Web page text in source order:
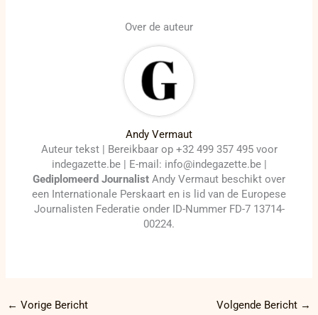
Over de auteur
Andy Vermaut
Auteur tekst | Bereikbaar op +32 499 357 495 voor
indegazette.be | E-mail: info@indegazette.be |
Gediplomeerd Journalist Andy Vermaut beschikt over
een Internationale Perskaart en is lid van de Europese
Journalisten Federatie onder ID-Nummer FD-7 13714-
00224.
← Vorige Bericht Volgende Bericht →